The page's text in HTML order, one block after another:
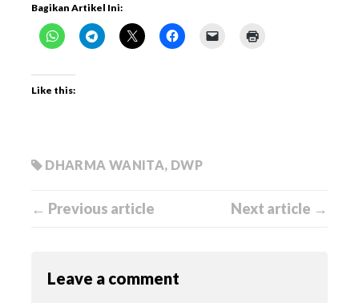
Bagikan Artikel Ini:
Like this:
DHARMA WANITA, DWP
← Previous article Next article →
Leave a comment